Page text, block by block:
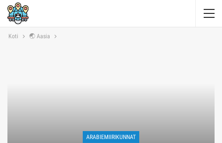
Koti 🌏 Aasia
ARABIEMIIRIKUNNAT